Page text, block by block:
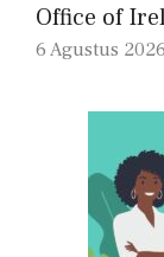
Office of
6 Agustus 2026